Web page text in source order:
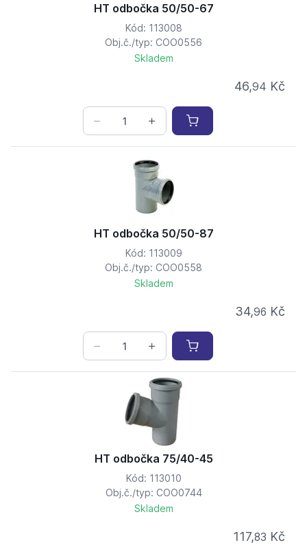
HT odbočka 50/50-67
Kód: 113008
Obj.č./typ: COO0556
Skladem
46,94 Kč
HT odbočka 50/50-87
Kód: 113009
Obj.č./typ: COO0558
Skladem
34,96 Kč
HT odbočka 75/40-45
Kód: 113010
Obj.č./typ: COO0744
Skladem
117,83 Kč